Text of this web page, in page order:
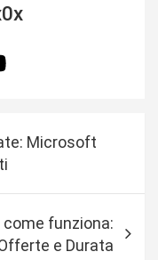
Microsoft
come funziona:
e Durata